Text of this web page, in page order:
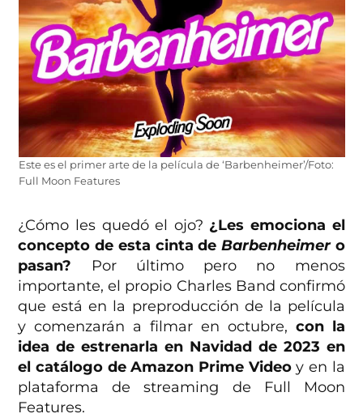
Este es el primer arte de la película de ‘Barbenheimer’/Foto:
Full Moon Features
¿Cómo les quedó el ojo? ¿Les emociona el
concepto de esta cinta de Barbenheimero
pasan? Por último pero no menos
importante, el propio Charles Band confirmó
que está en la preproducción de la película
y comenzarán a filmar en octubre, con la
idea de estrenarla en Navidad de 2023 en
el catálogo de Amazon Prime Videoy en la
plataforma de streaming de Full Moon
Features.